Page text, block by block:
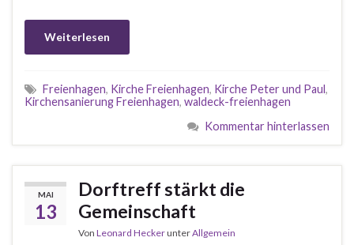
Weiterlesen
Freienhagen, Kirche Freienhagen, Kirche Peter und Paul,
Kirchensanierung Freienhagen, waldeck-freienhagen
Kommentar hinterlassen
MAI
13
Dorftreff stärkt die
Gemeinschaft
Von Leonard HeckerunterAllgemein